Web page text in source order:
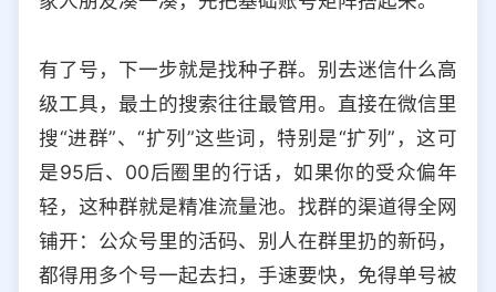
有了号，下一步就是找种子群。别去迷信什么高
级工具，最土的搜索往往最管用。直接在微信里
搜“进群”、“扩列”这些词，特别是“扩列”，这可
是95后、00后圈里的行话，如果你的受众偏年
轻，这种群就是精准流量池。找群的渠道得全网
铺开：公众号里的活码、别人在群里扔的新码，
都得用多个号一起去扫，手速要快，免得单号被